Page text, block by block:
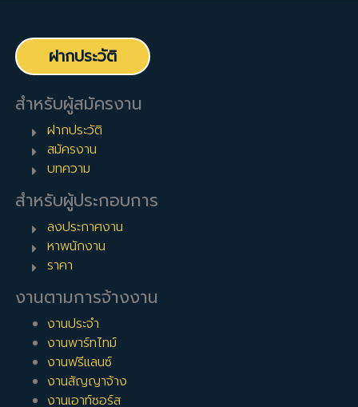
ฝากประวัติ
สำหรับผู้สมัครงาน
ฝากประวัติ
สมัครงาน
บทความ
สำหรับผู้ประกอบการ
ลงประกาศงาน
หาพนักงาน
ราคา
งานตามการจ้างงาน
งานประจำ
งานพาร์ทไทม์
งานฟรีแลนซ์
งานสัญญาจ้าง
งานเอาท์ซอร์ส